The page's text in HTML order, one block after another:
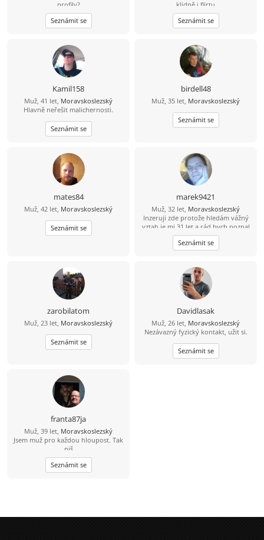
profily?
Seznámit se
klidně i flirtu
Seznámit se
Kamil158
Muž, 41 let, Moravskoslezský
Hlavně neřešit malichernosti.
Seznámit se
birdell48
Muž, 35 let, Moravskoslezský
Seznámit se
mates84
Muž, 42 let, Moravskoslezský
Seznámit se
marek9421
Muž, 32 let, Moravskoslezský
Inzeruji zde protože hledám vážný
vztah je mi 31 let a rád bych poznal
tu pravou. Abych byl řekl pravdu
mám epilepsii od 15 let takže bydlím
s mamkou v Havířově nemějte mi to
myslí vážně. Jinak mezi mé koníčky
patří čtení mangy a anime občas
pečení (hlavně sladkého) Pokud jsi
člověk s kterým se dá sednout
normálně se sním bavit smát a
budovat vztah budu rád za tvou
odpověď.
Seznámit se
zarobilatom
Muž, 23 let, Moravskoslezský
Seznámit se
Davidlasak
Muž, 26 let, Moravskoslezský
Nezávazný fyzický kontakt, užit si.
Seznámit se
franta87ja
Muž, 39 let, Moravskoslezský
Jsem muž pro každou hloupost. Tak
piš
Seznámit se